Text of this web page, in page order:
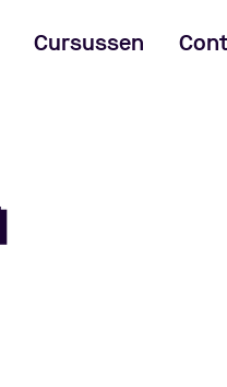
Cursussen